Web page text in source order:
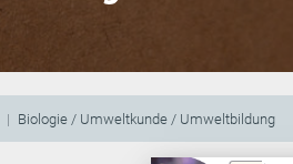
Biologie / Umweltkunde / Umweltbildung